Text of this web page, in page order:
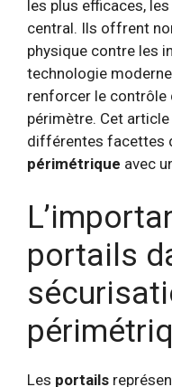
les plus efficaces, les
central. Ils offrent
physique contre les
technologie
renforcer le contrôle
périmètre. Cet
différentes facettes
périmétrique avec
portails
Les portails